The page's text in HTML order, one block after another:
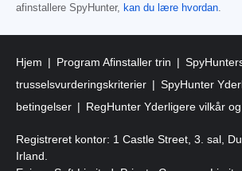
afinstallere SpyHunter, kan du lære hvordan.
Hjem Program Afinstaller trin
trusselsvurderingskriterier
SpyHunter
betingelser
RegHunter Yderligere vilkår
Registreret kontor: 1 Castle Street, 3. sal,
Irland.